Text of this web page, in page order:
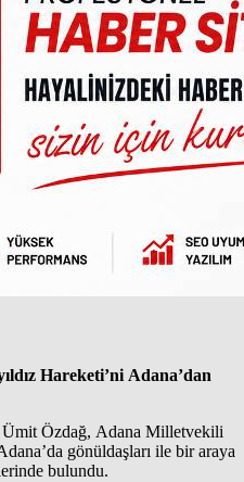
Hareketi’ni Adana’dan
Özdağ, Adana Milletvekili
gönüldaşları ile bir araya
bulundu.